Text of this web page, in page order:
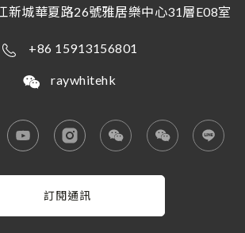
新城華夏路26號雅居樂中心31層E08室
+86 15913156801
raywhitehk
訂閱通訊